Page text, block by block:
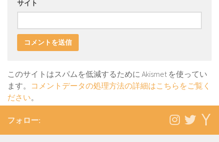
サイト
このサイトはスパムを低減するために Akismet を使ってい
ます。 コメントデータの処理方法の詳細はこちらをご覧く
ださい。
フォロー: